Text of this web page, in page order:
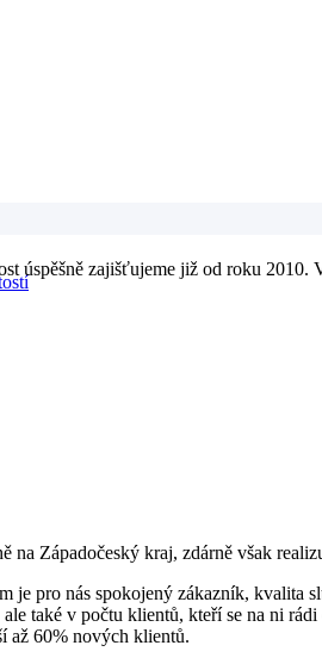
úspěšně zajišťujeme již od roku 2010.
na Západočeský kraj, zdárně však
je pro nás spokojený zákazník, kvalita
také v počtu klientů, kteří se na ni
až 60% nových klientů.